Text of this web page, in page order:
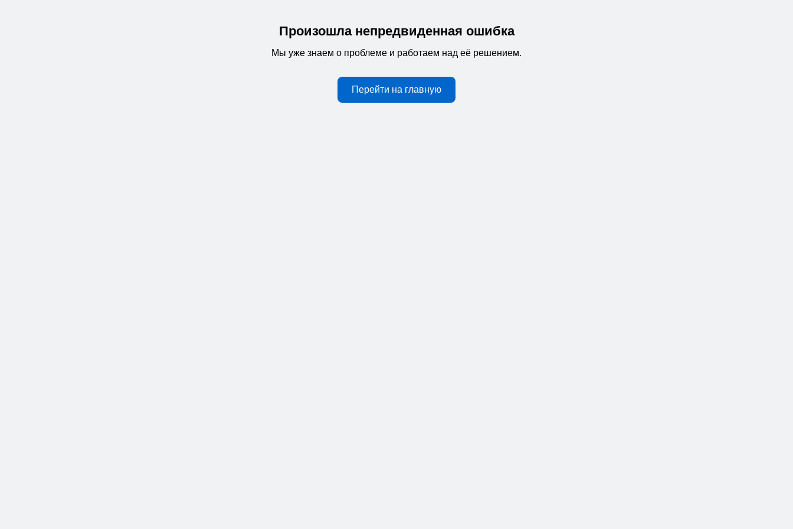
Произошла непредвиденная ошибка
Мы уже знаем о проблеме и работаем над её решением.
Перейти на главную